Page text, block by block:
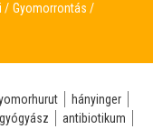
Gyomorrontás
hányinger
antibiotikum